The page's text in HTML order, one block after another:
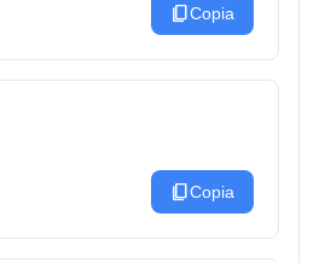
content_copyCopia
content_copyCopia